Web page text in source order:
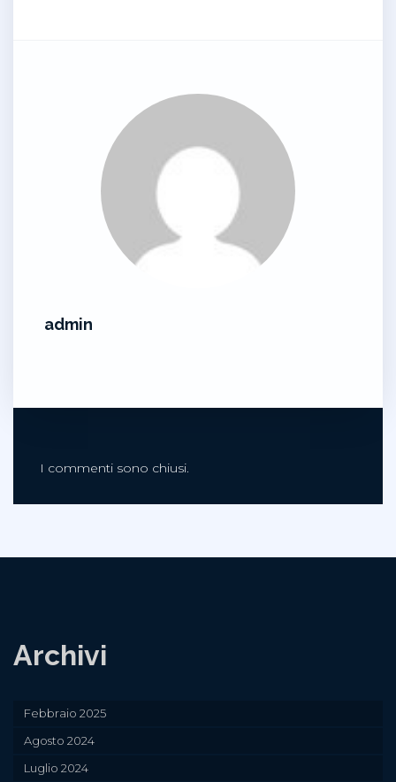
admin
I commenti sono chiusi.
Archivi
Febbraio 2025
Agosto 2024
Luglio 2024